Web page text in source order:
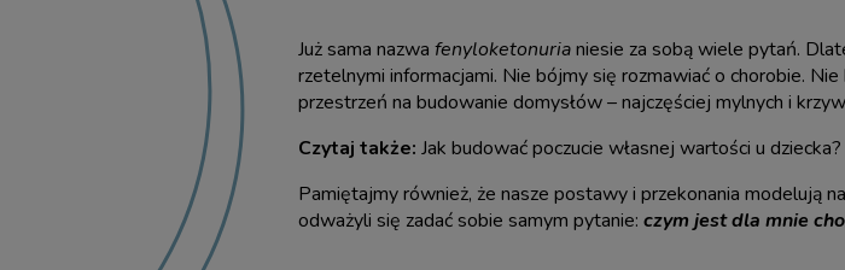
Już sama nazwa fenyloketonurianiesie za sobą wiele pytań.
rzetelnymi informacjami. Nie bójmy się rozmawiać o chorobie.
przestrzeń na budowanie domysłów – najczęściej mylnych i
Czytaj także: Jak budować poczucie własnej wartości u dziecka?
Pamiętajmy również, że nasze postawy i przekonania modelują
odważyli się zadać sobie samym pytanie: czym jest dla mnie